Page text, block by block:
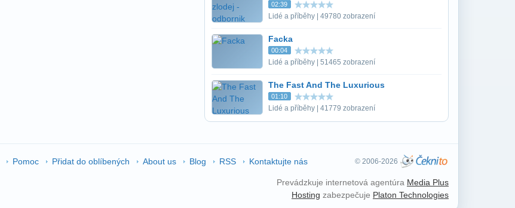
02:39
Lidé a příběhy | 49780 zobrazení
Facka
00:04
Lidé a příběhy | 51465 zobrazení
The Fast And The Luxurious
01:10
Lidé a příběhy | 41779 zobrazení
Pomoc Přidat do oblíbených About us Blog RSS Kontaktujte nás © 2006-2026
Prevádzkuje internetová agentúra Media Plus
Hosting zabezpečuje Platon Technologies